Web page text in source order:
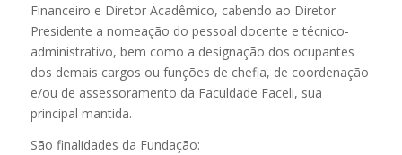
Financeiro e Diretor Acadêmico, cabendo ao Diretor
Presidente a nomeação do pessoal docente e técnico-
administrativo, bem como a designação dos ocupantes
dos demais cargos ou funções de chefia, de coordenação
e/ou de assessoramento da Faculdade Faceli, sua
principal mantida.
São finalidades da Fundação: